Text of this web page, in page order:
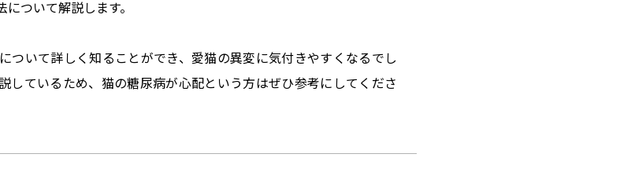
ついて解説します。
ついて詳しく知ることができ、愛猫の異変に気付きやすくなるでし
しているため、猫の糖尿病が心配という方はぜひ参考にしてくださ